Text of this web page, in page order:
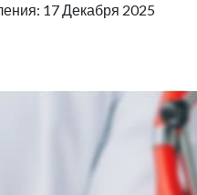
17 Декабря 2025